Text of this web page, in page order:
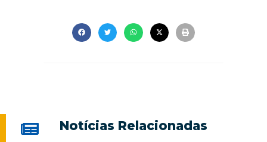
Notícias Relacionadas